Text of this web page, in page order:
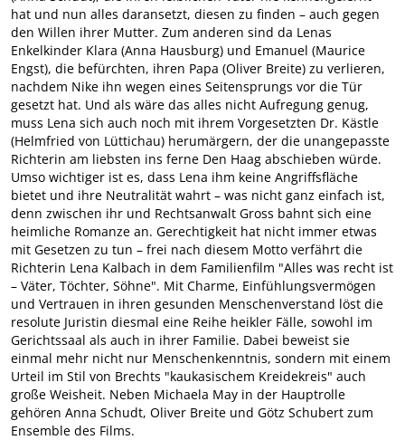
hat und nun alles daransetzt, diesen zu finden – auch gegen
den Willen ihrer Mutter. Zum anderen sind da Lenas
Enkelkinder Klara (Anna Hausburg) und Emanuel (Maurice
Engst), die befürchten, ihren Papa (Oliver Breite) zu verlieren,
nachdem Nike ihn wegen eines Seitensprungs vor die Tür
gesetzt hat. Und als wäre das alles nicht Aufregung genug,
muss Lena sich auch noch mit ihrem Vorgesetzten Dr. Kästle
(Helmfried von Lüttichau) herumärgern, der die unangepasste
Richterin am liebsten ins ferne Den Haag abschieben würde.
Umso wichtiger ist es, dass Lena ihm keine Angriffsfläche
bietet und ihre Neutralität wahrt – was nicht ganz einfach ist,
denn zwischen ihr und Rechtsanwalt Gross bahnt sich eine
heimliche Romanze an. Gerechtigkeit hat nicht immer etwas
mit Gesetzen zu tun – frei nach diesem Motto verfährt die
Richterin Lena Kalbach in dem Familienfilm "Alles was recht ist
– Väter, Töchter, Söhne". Mit Charme, Einfühlungsvermögen
und Vertrauen in ihren gesunden Menschenverstand löst die
resolute Juristin diesmal eine Reihe heikler Fälle, sowohl im
Gerichtssaal als auch in ihrer Familie. Dabei beweist sie
einmal mehr nicht nur Menschenkenntnis, sondern mit einem
Urteil im Stil von Brechts "kaukasischem Kreidekreis" auch
große Weisheit. Neben Michaela May in der Hauptrolle
gehören Anna Schudt, Oliver Breite und Götz Schubert zum
Ensemble des Films.